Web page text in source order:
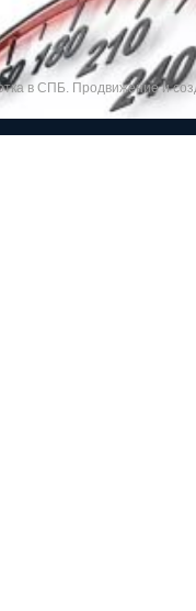
в СПБ. Продвижение и